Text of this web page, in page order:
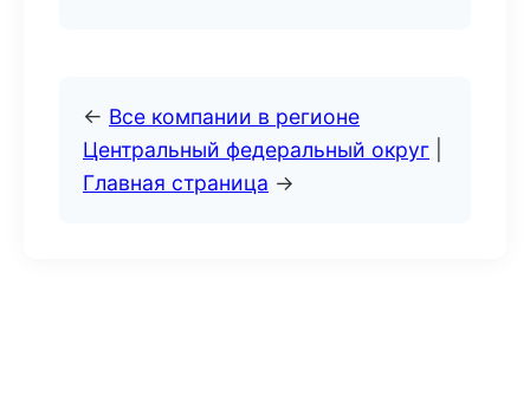
← Все компании в регионе
Центральный федеральный округ
Главная страница →